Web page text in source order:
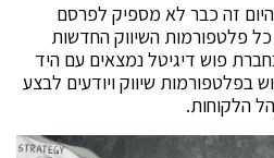
זה כבר לא מספיק לפרסם
פלטפורמות השיווק החדשות
פוש דיגיטל נמצאים עם היד
בפלטפורמות שיווק ויודעים לבצע
הלקוחות.